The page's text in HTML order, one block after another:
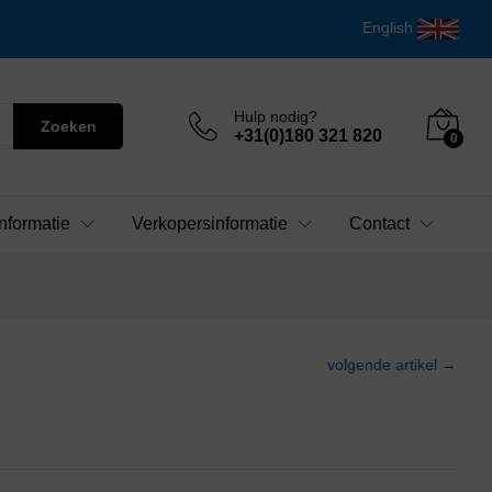
English
Zoeken
Hulp nodig?
+31(0)180 321 820 0
Verkopersinformatie Contact
volgende artikel →